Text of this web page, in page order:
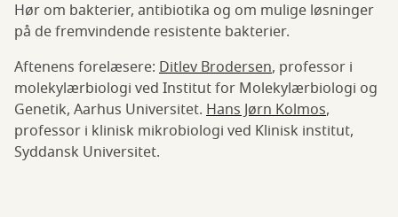
Hør om bakterier, antibiotika og om mulige løsninger
på de fremvindende resistente bakterier.
Aftenens forelæsere: Ditlev Brodersen, professor i
molekylærbiologi ved Institut for Molekylærbiologi og
Genetik, Aarhus Universitet. Hans Jørn Kolmos,
professor i klinisk mikrobiologi ved Klinisk institut,
Syddansk Universitet.